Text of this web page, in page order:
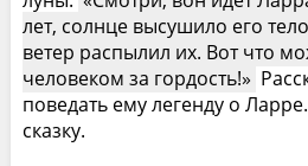
лет, солнце высушило его
ветер распылил их. Вот что
человеком за гордость!
поведать ему легенду о
сказку.